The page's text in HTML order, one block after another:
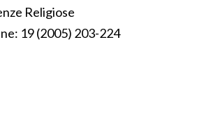
Religiose
19 (2005) 203-224